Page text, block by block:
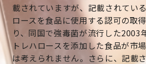
載されていますが、記載されてい
ロースを食品に使用する認可の取
り、同国で強毒菌が流行した2003
トレハロースを添加した食品が市
は考えられません。さらに、記載